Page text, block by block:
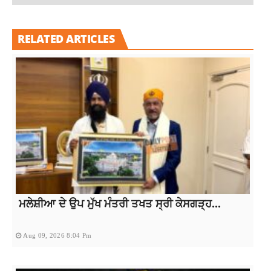
RELATED ARTICLES
ਮਲੇਸ਼ੀਆ ਦੇ ਉਪ ਮੁੱਖ ਮੰਤਰੀ ਤਖਤ ਸ੍ਰੀ ਕੇਸਗੜ੍ਹ...
Aug 09, 2026 8:04 Pm